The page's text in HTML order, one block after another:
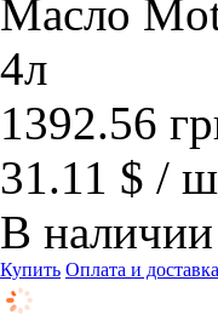
Масло
4л
1392.56
31.11 $ /
В наличии
Купить Оплата и доставка